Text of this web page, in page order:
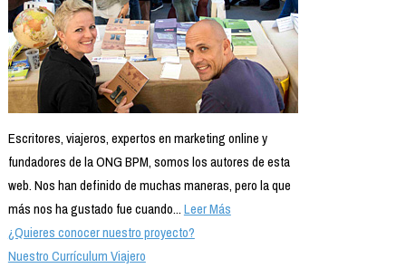
Escritores, viajeros, expertos en marketing online y
fundadores de la ONG BPM, somos los autores de esta
web. Nos han definido de muchas maneras, pero la que
más nos ha gustado fue cuando...Leer Más
¿Quieres conocer nuestro proyecto?
Nuestro Currículum Viajero